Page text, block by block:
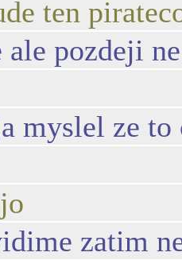
ten
ale pozdeji
myslel ze to
zatim